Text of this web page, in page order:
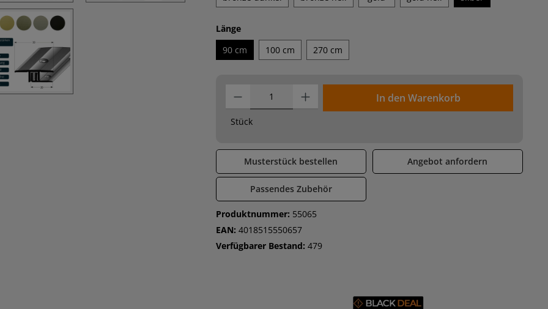
Längeauswählen
90 cm
100 cm 270 cm
Stück
In den Warenkorb
Musterstück bestellen Angebot anfordern
Passendes Zubehör
Produktnummer: 55065
EAN: 4018515550657
Verfügbarer Bestand: 479